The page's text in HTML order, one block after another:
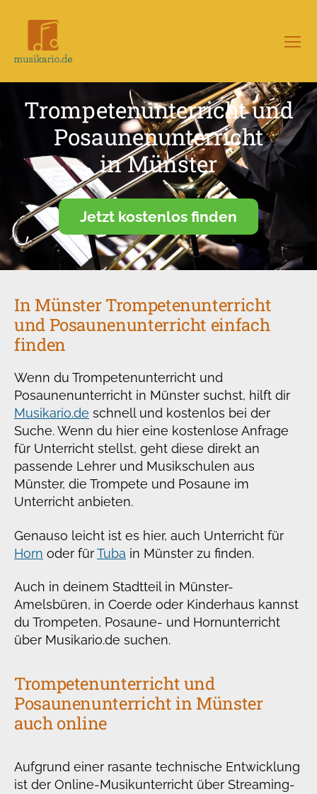
–
Portal
für
Musikunterricht
Trompetenunterricht und
Posaunenunterricht
in Münster
Jetzt kostenlos finden
In Münster Trompetenunterricht
und Posaunenunterricht einfach
finden
Wenn du Trompetenunterricht und
Posaunenunterricht in Münster suchst, hilft dir
Musikario.de schnell und kostenlos bei der
Suche. Wenn du hier eine kostenlose Anfrage
für Unterricht stellst, geht diese direkt an
passende Lehrer und Musikschulen aus
Münster, die Trompete und Posaune im
Unterricht anbieten.
Genauso leicht ist es hier, auch Unterricht für
Horn oder fürTuba in Münster zu finden.
Auch in deinem Stadtteil in Münster-
Amelsbüren, in Coerde oder Kinderhaus kannst
du Trompeten, Posaune- und Hornunterricht
über Musikario.de suchen.
Trompetenunterricht und
Posaunenunterricht in Münster
auch online
Aufgrund einer rasante technische Entwicklung
ist der Online-Musikunterricht über Streaming-